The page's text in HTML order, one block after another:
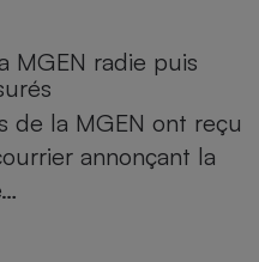
MGEN radie puis
de la MGEN ont reçu
annonçant la